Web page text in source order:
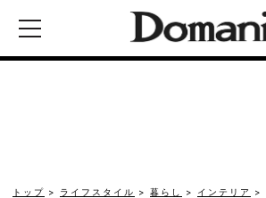
トップ ライフスタイル 暮らし インテリア